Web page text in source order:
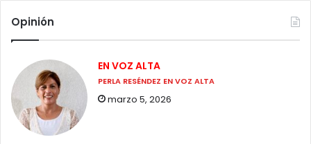
Opinión
EN VOZ ALTA
PERLA RESÉNDEZ EN VOZ ALTA
marzo 5, 2026